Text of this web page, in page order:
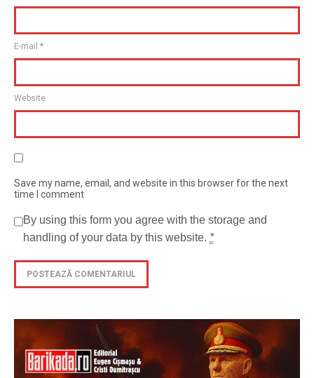
E-mail *
Website
Save my name, email, and website in this browser for the next
time I comment
By using this form you agree with the storage and
handling of your data by this website. *